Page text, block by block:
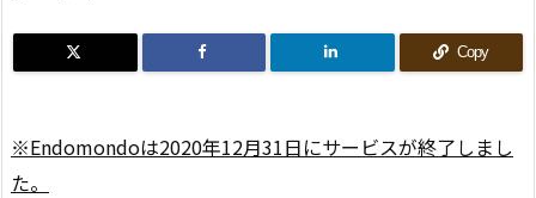
Copy
※Endomondoは2020年12月31日にサービスが終了しまし
た。